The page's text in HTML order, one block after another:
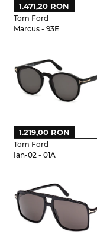
Tom Ford
Marcus - 93E
1.471,20 RON
Tom Ford
Ian-02 - 01A
1.219,00 RON